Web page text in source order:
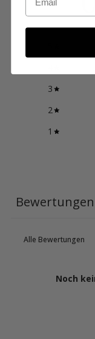
3
2
1
Bewertungen
Noch